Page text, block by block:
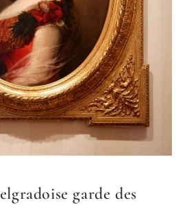
garde des